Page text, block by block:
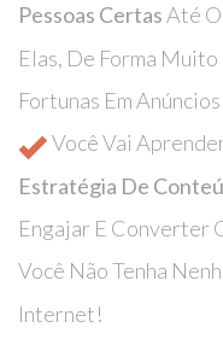
Pessoas CertasAté
Elas, De Forma
Fortunas Em
Você Vai
Estratégia De
Engajar E Converter
Você Não Tenha
Internet!